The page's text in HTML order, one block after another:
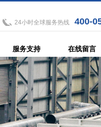
24小时全球服务热线 400-
服务支持 在线留言